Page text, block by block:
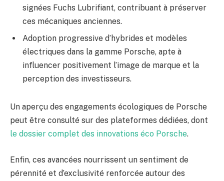
signées Fuchs Lubrifiant, contribuant à préserver
ces mécaniques anciennes.
Adoption progressive d’hybrides et modèles
électriques dans la gamme Porsche, apte à
influencer positivement l’image de marque et la
perception des investisseurs.
Un aperçu des engagements écologiques de Porsche
peut être consulté sur des plateformes dédiées, dont
le dossier complet des innovations éco Porsche.
Enfin, ces avancées nourrissent un sentiment de
pérennité et d’exclusivité renforcée autour des